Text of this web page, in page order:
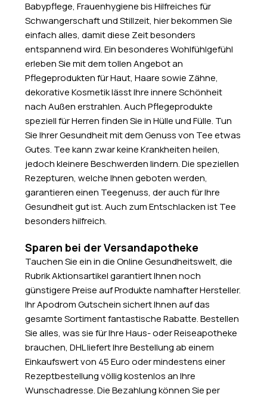
Babypflege, Frauenhygiene bis Hilfreiches für
Schwangerschaft und Stillzeit, hier bekommen Sie
einfach alles, damit diese Zeit besonders
entspannend wird. Ein besonderes Wohlfühlgefühl
erleben Sie mit dem tollen Angebot an
Pflegeprodukten für Haut, Haare sowie Zähne,
dekorative Kosmetik lässt Ihre innere Schönheit
nach Außen erstrahlen. Auch Pflegeprodukte
speziell für Herren finden Sie in Hülle und Fülle. Tun
Sie Ihrer Gesundheit mit dem Genuss von Tee etwas
Gutes. Tee kann zwar keine Krankheiten heilen,
jedoch kleinere Beschwerden lindern. Die speziellen
Rezepturen, welche Ihnen geboten werden,
garantieren einen Teegenuss, der auch für Ihre
Gesundheit gut ist. Auch zum Entschlacken ist Tee
besonders hilfreich.
Sparen bei der Versandapotheke
Tauchen Sie ein in die Online Gesundheitswelt, die
Rubrik Aktionsartikel garantiert Ihnen noch
günstigere Preise auf Produkte namhafter Hersteller.
Ihr Apodrom Gutschein sichert Ihnen auf das
gesamte Sortiment fantastische Rabatte. Bestellen
Sie alles, was sie für Ihre Haus- oder Reiseapotheke
brauchen, DHL liefert Ihre Bestellung ab einem
Einkaufswert von 45 Euro oder mindestens einer
Rezeptbestellung völlig kostenlos an Ihre
Wunschadresse. Die Bezahlung können Sie per